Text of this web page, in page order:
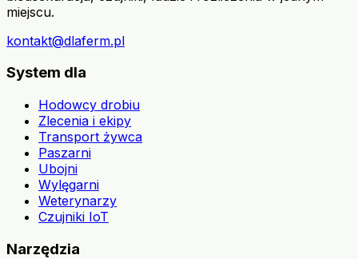
miejscu.
kontakt@dlaferm.pl
System dla
Hodowcy drobiu
Zlecenia i ekipy
Transport żywca
Paszarni
Ubojni
Wylęgarni
Weterynarzy
Czujniki IoT
Narzędzia